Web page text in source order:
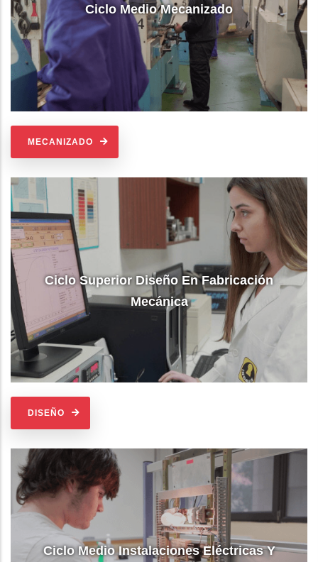
Ciclo Medio Mecanizado
MECANIZADO
Ciclo Superior Diseño En Fabricación
Mecánica
DISEÑO
Ciclo Medio Instalaciones Eléctricas Y